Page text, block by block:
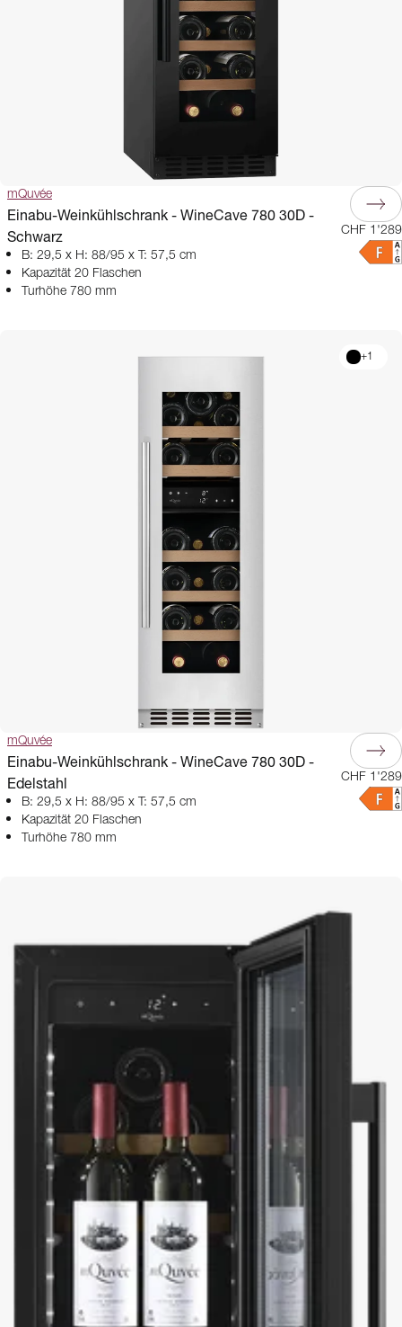
mQuvée
Einabu-Weinkühlschrank - WineCave 780 30D -
Schwarz
B: 29,5 x H: 88/95 x T: 57,5 cm
Kapazität 20 Flaschen
Turhöhe 780 mm
CHF 1'289
+1
mQuvée
Einabu-Weinkühlschrank - WineCave 780 30D -
Edelstahl
B: 29,5 x H: 88/95 x T: 57,5 cm
Kapazität 20 Flaschen
Turhöhe 780 mm
CHF 1'289